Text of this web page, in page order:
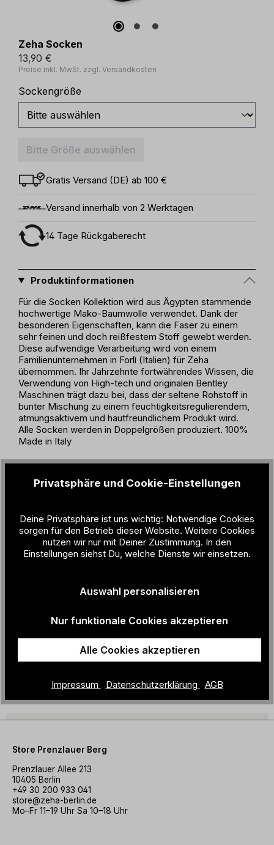
Zeha Socken
13,90 €
Preise inkl. MwSt. zzgl. Versandkosten
Sockengröße
Bitte Größe auswählen
Gratis Versand (DE) ab 100 €
Versand innerhalb von 2 Werktagen
14 Tage Rückgaberecht
Produktinformationen
Für die Socken Kollektion wird aus Ägypten stammende
hochwertige Mako-Baumwolle verwendet. Dank der
besonderen Eigenschaften, kann die Faser zu einem
sehr feinen und doch reißfestem Stoff gewebt werden.
Diese aufwendige Verarbeitung wird von einem
Familienunternehmen in Forlì (Italien) für Zeha
übernommen. Ihr Jahrzehnte fortwährendes Wissen, die
Verwendung von High-tech und originalen Bentley
Maschinen trägt dazu bei, dass der seltene Rohstoff in
bunter Mischung zu einem feuchtigkeitsregulierendem,
atmungsaktivem und hautfreundlichem Produkt wird.
Alle Socken werden in Doppelgrößen produziert. 100%
Made in Italy
Produktdetails
Material:
80% Makó Cotton / 18% Polyamide /
2% Elastane
Farbbezeich
rot / schwarz
Herstellungs
Italien
Material + Pflege
Alles für Deinen ZEHA-Look
Store Prenzlauer Berg
Prenzlauer Allee 213
10405 Berlin
+49 30 200 933 041
store@zeha-berlin.de
Mo–Fr 11–19 Uhr Sa 10–18 Uhr
Privatsphäre und Cookie-Einstellungen
Deine Privatsphäre ist uns wichtig: Notwendige Cookies
sorgen für den Betrieb dieser Website. Weitere Cookies
nutzen wir nur mit Deiner Zustimmung. In den
Einstellungen siehst Du, welche Dienste wir einsetzen.
Auswahl personalisieren
Nur funktionale Cookies akzeptieren
Alle Cookies akzeptieren
Impressum Datenschutzerklärung AGB